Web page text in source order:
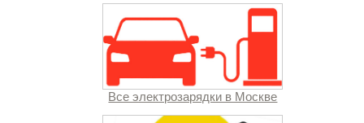
Все электрозарядки в Москве